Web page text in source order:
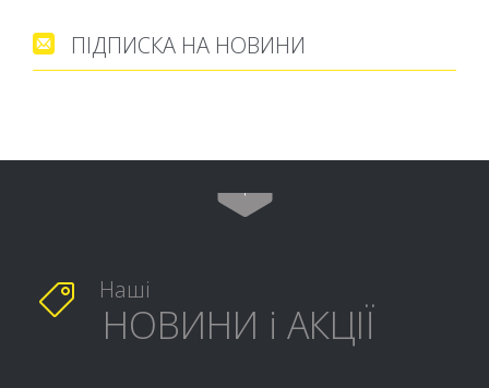
 ПІДПИСКА НА НОВИНИ
 Наші
НОВИНИ і АКЦІЇ